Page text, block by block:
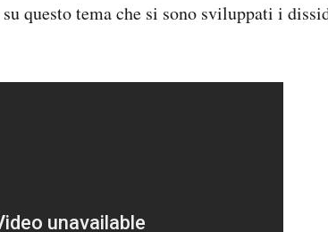
questo tema che si sono sviluppati i